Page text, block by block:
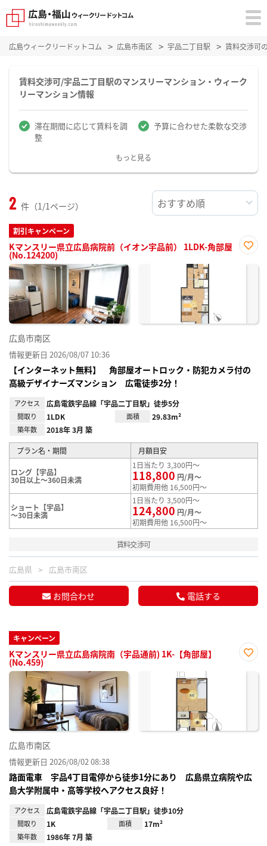
広島ウィークリードットコム 広島市南区 宇品二丁目駅 賃料交渉可
賃料交渉可/宇品二丁目駅のマンスリーマンション・ウィーク
リーマンション情報
滞在期間に応じて賃料を調
整
予算に合わせた柔軟な交渉
もっと見る
2 件（1/1ページ）
割引キャンペーン
Kマンスリー県立広島病院前（イオン宇品前） 1LDK-角部屋
(No.124200)
に入
広島市南区
情報更新日 2026/08/07 10:36
【インターネット無料】 角部屋オートロック・防犯カメラ付の
高級デザイナーズマンション 広電徒歩2分！
アクセス 広島電鉄宇品線「宇品二丁目駅」徒歩5分
間取り 1LDK 面積 29.83m²
築年数 2018年 3月 築
プラン名・期間 月額目安
ロング【宇品】
30日以上～360日未満
1日当たり 3,300円～
118,800 円/月～
初期費用他 16,500円～
ショート【宇品】
～30日未満
1日当たり 3,500円～
124,800 円/月～
初期費用他 16,500円～
賃料交渉可
広島県 広島市南区
お問合わせ 電話する
キャンペーン
Kマンスリー県立広島病院南（宇品通前) 1K-【角部屋】
(No.459)
に入
広島市南区
情報更新日 2026/08/02 08:38
路面電車 宇品4丁目電停から徒歩1分にあり 広島県立病院や広
島大学附属中・高等学校へアクセス良好！
アクセス 広島電鉄宇品線「宇品二丁目駅」徒歩10分
間取り 1K 面積 17m²
築年数 1986年 7月 築